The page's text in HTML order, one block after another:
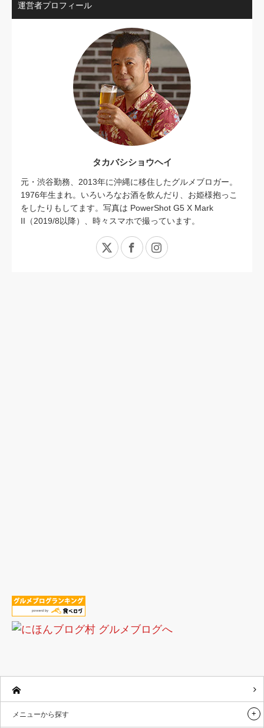
運営者プロフィール
タカバシショウヘイ
元・渋谷勤務、2013年に沖縄に移住したグルメブロガー。
1976年生まれ。いろいろなお酒を飲んだり、お姫様抱っこ
をしたりもしてます。写真は PowerShot G5 X Mark
II（2019/8以降）、時々スマホで撮っています。
X FacebookInstagram
メニューから探す